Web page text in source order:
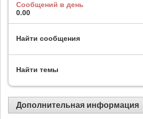
Сообщений в день
0.00
Найти сообщения
Найти темы
Дополнительная информация